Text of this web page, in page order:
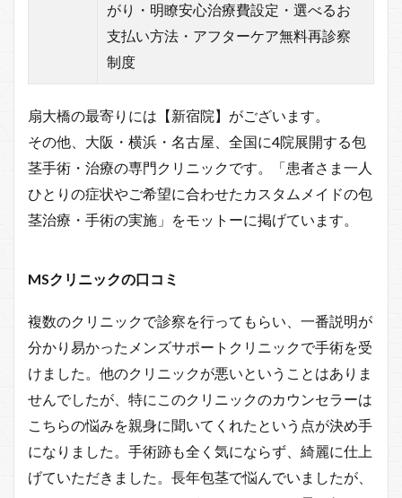
がり・明瞭安心治療費設定・選べるお
支払い方法・アフターケア無料再診察
制度
扇大橋の最寄りには【新宿院】がございます。
その他、大阪・横浜・名古屋、全国に4院展開する包
茎手術・治療の専門クリニックです。「患者さま一人
ひとりの症状やご希望に合わせたカスタムメイドの包
茎治療・手術の実施」をモットーに掲げています。
MSクリニックの口コミ
複数のクリニックで診察を行ってもらい、一番説明が
分かり易かったメンズサポートクリニックで手術を受
けました。他のクリニックが悪いということはありま
せんでしたが、特にこのクリニックのカウンセラーは
こちらの悩みを親身に聞いてくれたという点が決め手
になりました。手術跡も全く気にならず、綺麗に仕上
げていただきました。長年包茎で悩んでいましたが、